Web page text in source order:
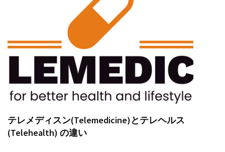
テレメディスン(Telemedicine)とテレヘルス
(Telehealth) の違い